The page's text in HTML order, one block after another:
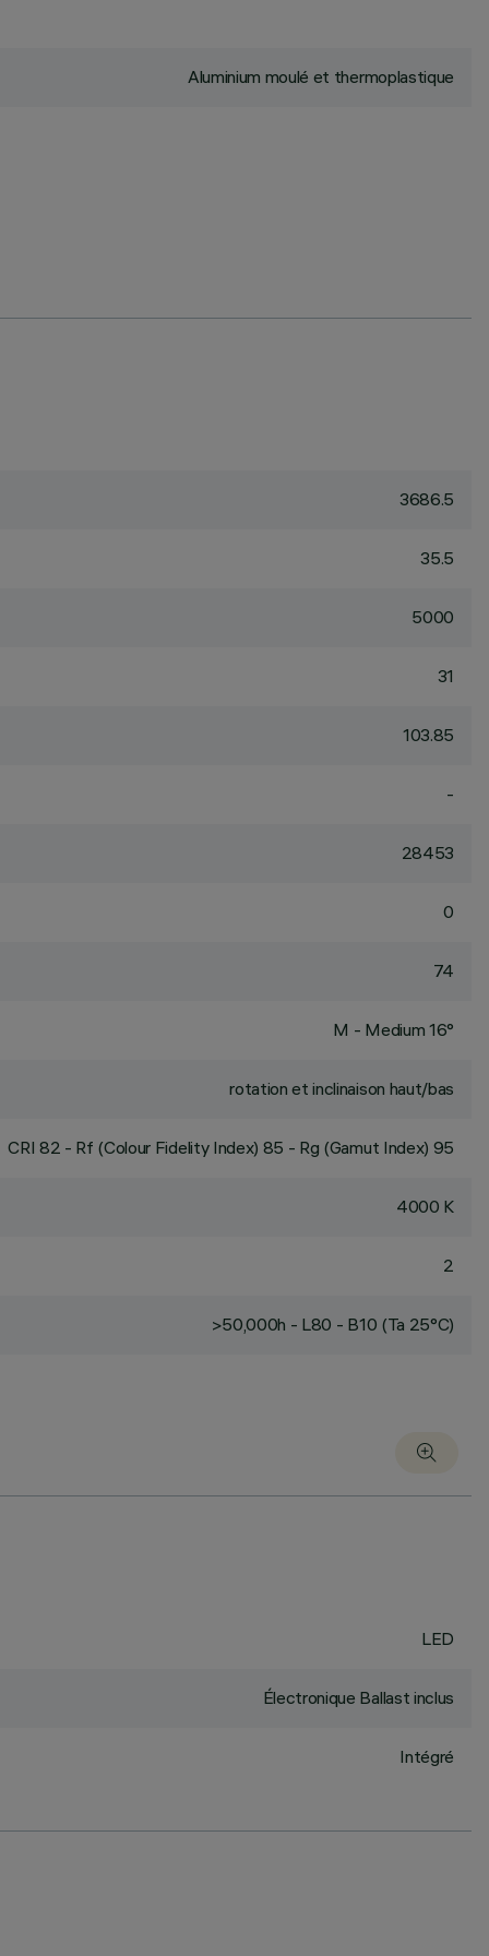
Aluminium moulé et thermoplastique
3686.5
35.5
5000
31
103.85
-
28453
0
74
M - Medium 16°
rotation et inclinaison haut/bas
CRI 82 - Rf (Colour Fidelity Index) 85 - Rg (Gamut Index) 95
4000 K
2
>50,000h - L80 - B10 (Ta 25°C)
LED
Électronique Ballast inclus
Intégré